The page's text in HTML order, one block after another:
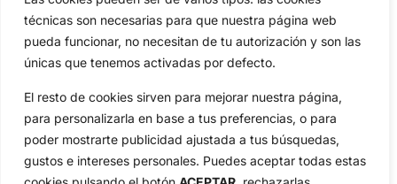
técnicas son necesarias para que nuestra página web
pueda funcionar, no necesitan de tu autorización y son las
únicas que tenemos activadas por defecto.
El resto de cookies sirven para mejorar nuestra página,
para personalizarla en base a tus preferencias, o para
poder mostrarte publicidad ajustada a tus búsquedas,
gustos e intereses personales. Puedes aceptar todas estas
Política de Cookies
Publicidad
Newsletters
Copyright © 2025 OpenGolf | Diseño por TecnoQuatre